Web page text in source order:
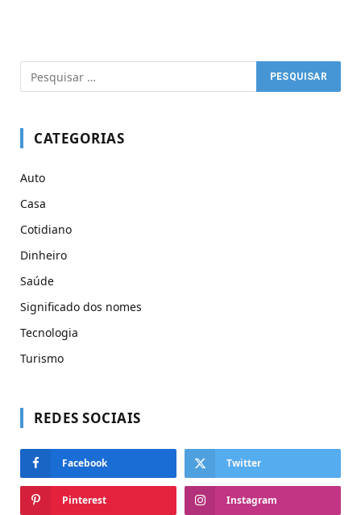
CATEGORIAS
Auto
Casa
Cotidiano
Dinheiro
Saúde
Significado dos nomes
Tecnologia
Turismo
REDES SOCIAIS
Facebook Twitter
Pinterest Instagram